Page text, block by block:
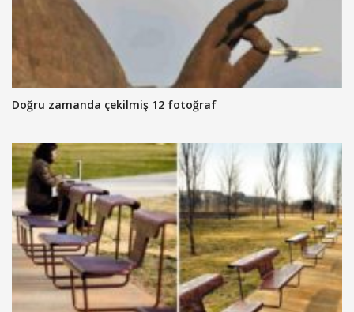
Doğru zamanda çekilmiş 12 fotoğraf